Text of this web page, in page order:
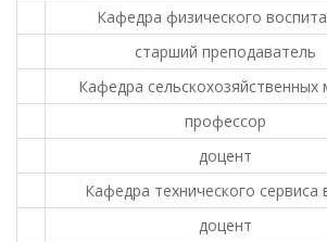
Кафедра физического
старший преподаватель
Кафедра сельскохозяйственных
профессор
доцент
Кафедра технического сервиса
доцент